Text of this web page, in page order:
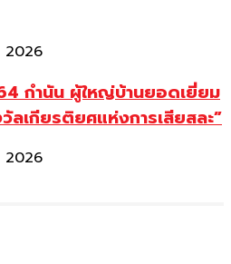
2026
กำนัน ผู้ใหญ่บ้านยอดเยี่ยม
ลเกียรติยศแห่งการเสียสละ”
2026